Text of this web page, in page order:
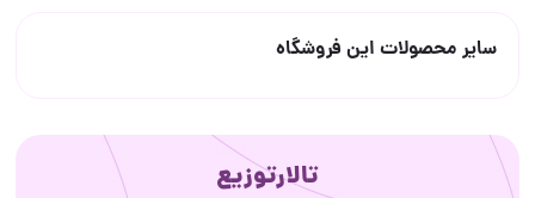
سایر محصولات این فروشگاه
تالارتوزیع